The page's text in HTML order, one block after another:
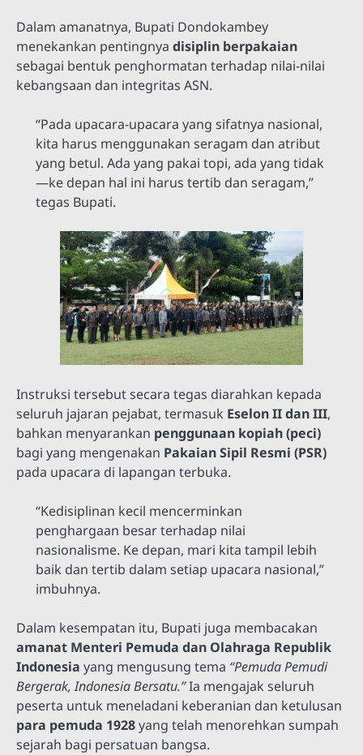
Dalam amanatnya, Bupati Dondokambey
menekankan pentingnya disiplin berpakaian
sebagai bentuk penghormatan terhadap nilai-nilai
kebangsaan dan integritas ASN.
“Pada upacara-upacara yang sifatnya nasional,
kita harus menggunakan seragam dan atribut
yang betul. Ada yang pakai topi, ada yang tidak
—ke depan hal ini harus tertib dan seragam,”
tegas Bupati.
Instruksi tersebut secara tegas diarahkan kepada
seluruh jajaran pejabat, termasuk Eselon II dan III,
bahkan menyarankan penggunaan kopiah (peci)
bagi yang mengenakan Pakaian Sipil Resmi (PSR)
pada upacara di lapangan terbuka.
“Kedisiplinan kecil mencerminkan
penghargaan besar terhadap nilai
nasionalisme. Ke depan, mari kita tampil lebih
baik dan tertib dalam setiap upacara nasional,”
imbuhnya.
Dalam kesempatan itu, Bupati juga membacakan
amanat Menteri Pemuda dan Olahraga Republik
Indonesia yang mengusung tema “Pemuda Pemudi
Bergerak, Indonesia Bersatu.”Ia mengajak seluruh
peserta untuk meneladani keberanian dan ketulusan
para pemuda 1928yang telah menorehkan sumpah
sejarah bagi persatuan bangsa.